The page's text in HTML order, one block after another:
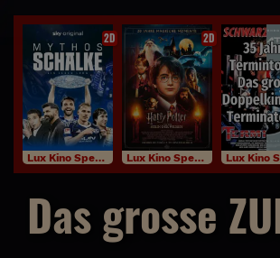
2D
Lux Kino Specials
2D
Lux Kino Specials
Das grosse